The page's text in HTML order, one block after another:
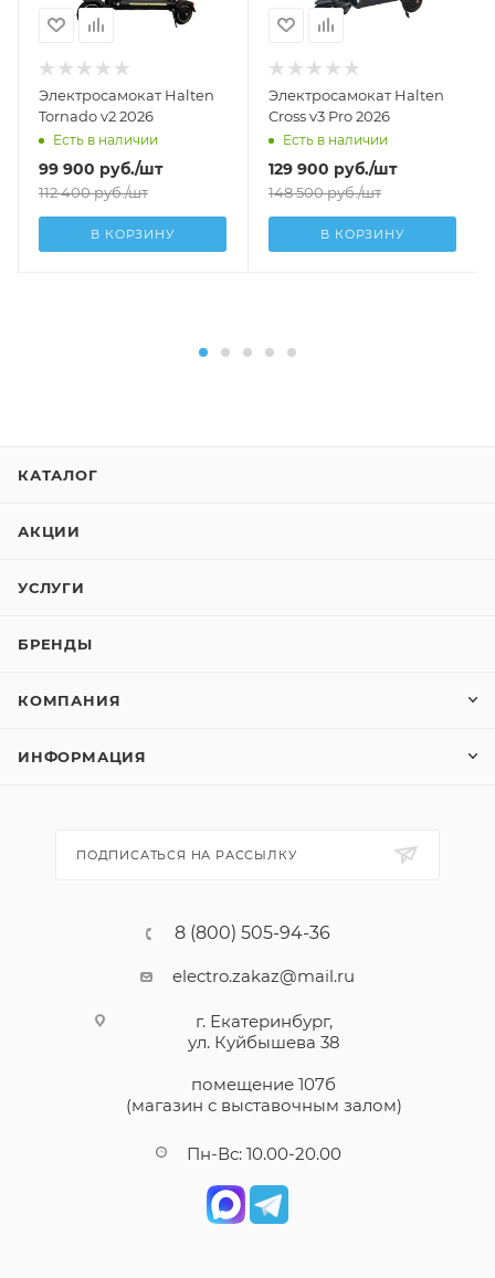
Электросамокат Halten
Tornado v2 2026
Есть в наличии
99 900 руб./шт
112 400руб./шт
В КОРЗИНУ
Электросамокат Halten
Cross v3 Pro 2026
Есть в наличии
129 900 руб./шт
148 500руб./шт
В КОРЗИНУ
КАТАЛОГ
АКЦИИ
УСЛУГИ
БРЕНДЫ
КОМПАНИЯ
ИНФОРМАЦИЯ
ПОДПИСАТЬСЯ НА РАССЫЛКУ
8 (800) 505-94-36
electro.zakaz@mail.ru
г. Екатеринбург,
ул. Куйбышева 38
помещение 107б
(магазин с выставочным залом)
Пн-Вс: 10.00-20.00